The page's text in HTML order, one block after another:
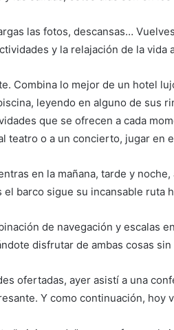
las fotos, descansas…
y la relajación de la vida
Combina lo mejor de un hotel
leyendo en alguno de sus
que se ofrecen a cada
teatro o a un concierto, jugar en
en la mañana, tarde y
barco sigue su incansable ruta
de navegación y escalas
disfrutar de ambas cosas
ofertadas, ayer asistí a una
Y como continuación, hoy